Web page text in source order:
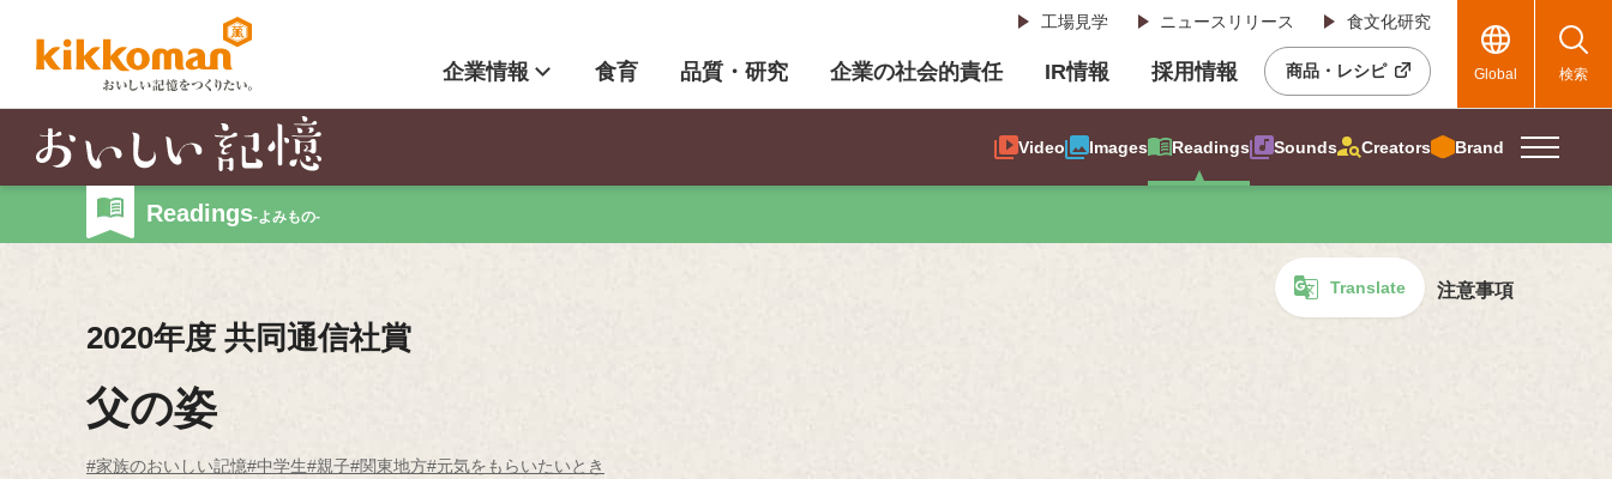
工場見学 ニュースリリース 食文化研究
企業情報 食育 品質・研究 企業の社会的責任 IR情報 採用情報 商品・レシピ Global 検索
Video Images Readings Sounds Creators Brand
Readings-よみもの-
Translate 注意事項
2020年度 共同通信社賞
父の姿
#家族のおいしい記憶#中学生#親子#関東地方#元気をもらいたいとき